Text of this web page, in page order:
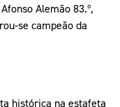
Alemão 83.º,
se campeão da
histórica na estafeta